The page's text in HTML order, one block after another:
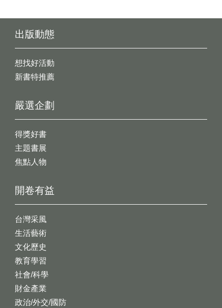
出版動態
想找好活動
新書特推薦
開卷有益
台灣采風
生活藝術
文化歷史
教育學習
社會/科學
財金產業
政治/外交/國防
嚴選企劃
得獎好書
主題書展
焦點人物